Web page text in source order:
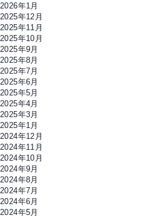
2026年1月
2025年12月
2025年11月
2025年10月
2025年9月
2025年8月
2025年7月
2025年6月
2025年5月
2025年4月
2025年3月
2025年1月
2024年12月
2024年11月
2024年10月
2024年9月
2024年8月
2024年7月
2024年6月
2024年5月